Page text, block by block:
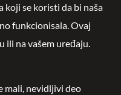
koji se koristi da bi naša
funkcionisala. Ovaj
ili na vašem uređaju.
mali, nevidljivi deo